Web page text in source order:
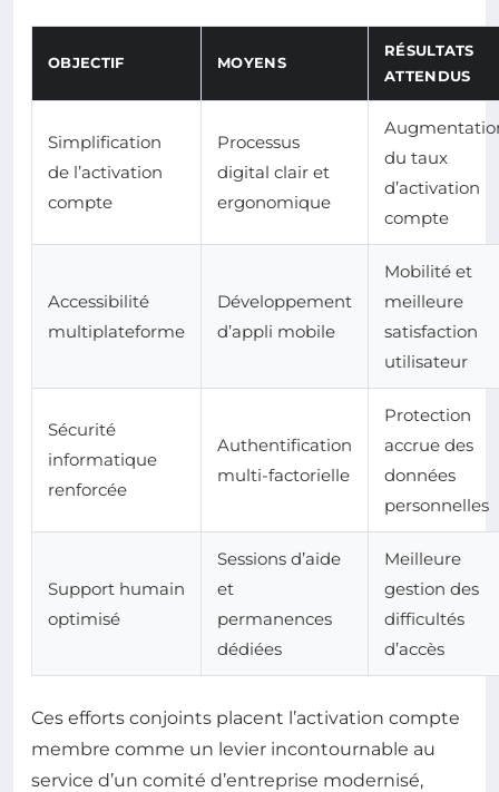
OBJECTIF MOYENS
RÉSULTATS
ATTENDUS
Simplification
de l’activation
compte
Processus
digital clair et
ergonomique
du taux
d’activation
compte
Accessibilité
multiplateforme
Développement
d’appli mobile
Mobilité et
meilleure
satisfaction
utilisateur
Sécurité
informatique
renforcée
Authentification
multi-factorielle
Protection
accrue des
données
personnelles
Support humain
optimisé
Sessions d’aide
et
permanences
dédiées
Meilleure
gestion des
difficultés
d’accès
Ces efforts conjoints placent l’activation compte
membre comme un levier incontournable au
service d’un comité d’entreprise modernisé,